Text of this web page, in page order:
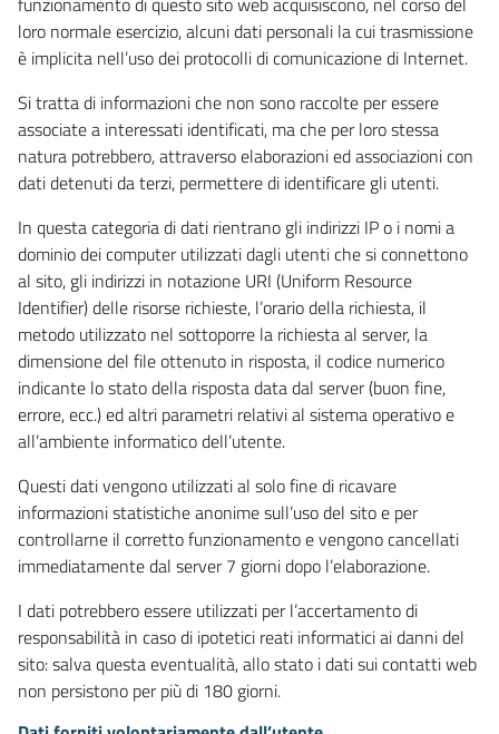
loro normale esercizio, alcuni dati personali la cui trasmissione
è implicita nell’uso dei protocolli di comunicazione di Internet.
Si tratta di informazioni che non sono raccolte per essere
associate a interessati identificati, ma che per loro stessa
natura potrebbero, attraverso elaborazioni ed associazioni con
dati detenuti da terzi, permettere di identificare gli utenti.
In questa categoria di dati rientrano gli indirizzi IP o i nomi a
dominio dei computer utilizzati dagli utenti che si connettono
al sito, gli indirizzi in notazione URI (Uniform Resource
Identifier) delle risorse richieste, l’orario della richiesta, il
metodo utilizzato nel sottoporre la richiesta al server, la
dimensione del file ottenuto in risposta, il codice numerico
indicante lo stato della risposta data dal server (buon fine,
errore, ecc.) ed altri parametri relativi al sistema operativo e
all’ambiente informatico dell’utente.
Questi dati vengono utilizzati al solo fine di ricavare
informazioni statistiche anonime sull’uso del sito e per
controllarne il corretto funzionamento e vengono cancellati
immediatamente dal server 7 giorni dopo l’elaborazione.
I dati potrebbero essere utilizzati per l’accertamento di
responsabilità in caso di ipotetici reati informatici ai danni del
sito: salva questa eventualità, allo stato i dati sui contatti web
non persistono per più di 180 giorni.